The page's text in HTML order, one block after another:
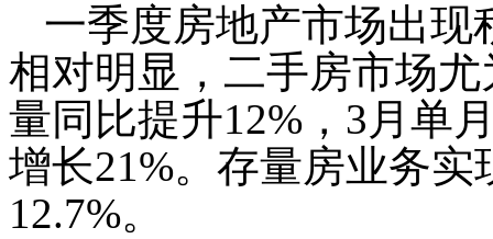
一季度房地产市场出现
相对明显，二手房市场
量同比提升12%，3月单
增长21%。存量房业务
12.7%。